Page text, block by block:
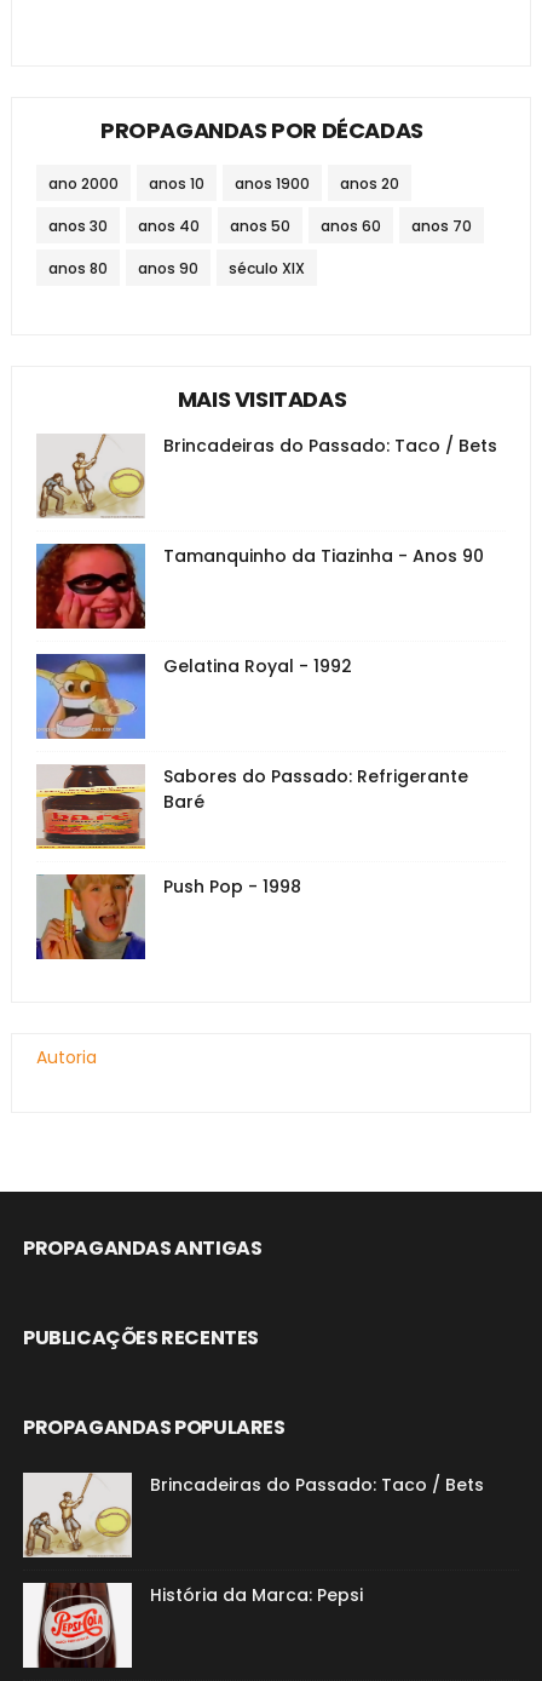
PROPAGANDAS POR DÉCADAS
ano 2000 anos 10 anos 1900 anos 20
anos 30 anos 40 anos 50 anos 60 anos 70
anos 80 anos 90 século XIX
MAIS VISITADAS
Brincadeiras do Passado: Taco / Bets
Tamanquinho da Tiazinha - Anos 90
Gelatina Royal - 1992
Sabores do Passado: Refrigerante
Baré
Push Pop - 1998
Autoria
PROPAGANDAS ANTIGAS
PUBLICAÇÕES RECENTES
PROPAGANDAS POPULARES
Brincadeiras do Passado: Taco / Bets
História da Marca: Pepsi